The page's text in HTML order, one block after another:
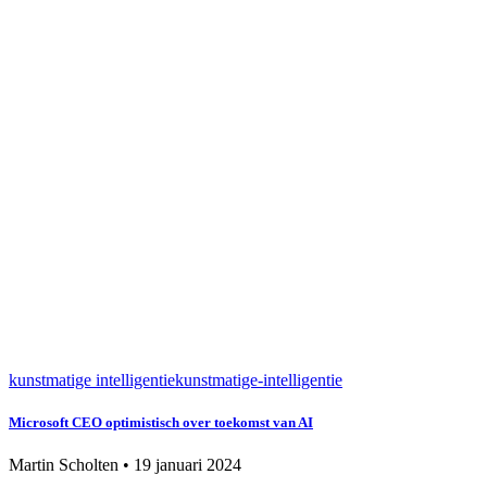
kunstmatige intelligentiekunstmatige-intelligentie
Microsoft CEO optimistisch over toekomst van AI
Martin Scholten • 19 januari 2024